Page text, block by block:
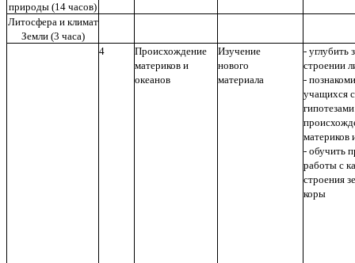
природы (14 часов)
Литосфера и климат
Земли (3 часа)
4
Происхождение
материков и
океанов
Изучение
нового
материала
- углубить
строении
-
учащихся с
гипотезами
материков
- обучить
работы с
строения
коры